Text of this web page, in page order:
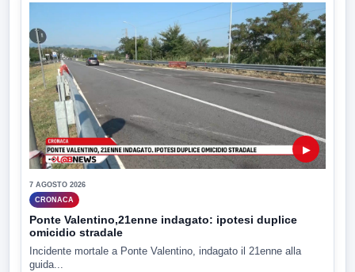
▶
7 AGOSTO 2026
CRONACA
Ponte Valentino,21enne indagato: ipotesi duplice
omicidio stradale
Incidente mortale a Ponte Valentino, indagato il 21enne alla
guida...